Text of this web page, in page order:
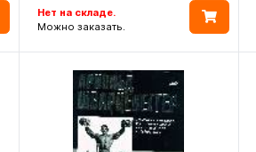
Нет на складе.
Можно заказать.